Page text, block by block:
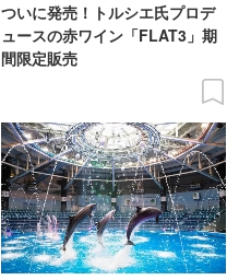
ついに発売！トルシエ氏プロデ
ュースの赤ワイン「FLAT3」期
間限定販売